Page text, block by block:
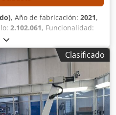
, Año de fabricación: 2021,
2.102.061, Funcionalidad:
de prensado:
410 mm, modelo de
8W, anchura de trabajo:
Fuerza de presión: 135 t
mm Distancia entre
410 mm Profundidad del tope
210 mm Número de ejes:
Njwja DETALLES DE LA
Clasificado